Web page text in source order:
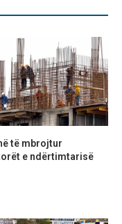
të mbrojtur
e ndërtimtarisë